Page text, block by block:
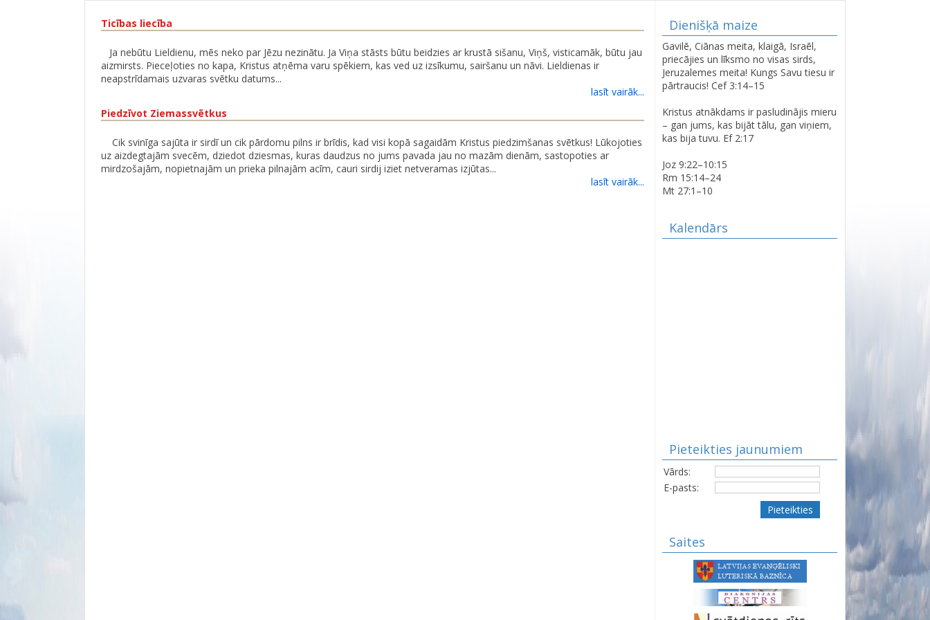
Ticības liecība
Ja nebūtu Lieldienu, mēs neko par Jēzu nezinātu. Ja Viņa stāsts būtu beidzies ar krustā sišanu, Viņš, visticamāk, būtu jau
aizmirsts. Pieceļoties no kapa, Kristus atņēma varu spēkiem, kas ved uz izsīkumu, sairšanu un nāvi. Lieldienas ir
neapstrīdamais uzvaras svētku datums...
lasīt vairāk...
Piedzīvot Ziemassvētkus
Cik svinīga sajūta ir sirdī un cik pārdomu pilns ir brīdis, kad visi kopā sagai­dām Kristus piedzimšanas svētkus! Lū­kojoties
uz aizdegtajām svecēm, dziedot dziesmas, kuras daudzus no jums pavada jau no mazām dienām, sastopoties ar
mirdzošajām, nopietnajām un prieka pilnajām acīm, cauri sirdij iziet netveramas izjūtas...
lasīt vairāk...
Dienišķā maize
Gavilē, Ciānas meita, klaigā, Israēl,
priecājies un līksmo no visas sirds,
Jeruzalemes meita! Kungs Savu tiesu ir
pārtraucis! Cef 3:14–15
Kristus atnākdams ir pasludinājis mieru
– gan jums, kas bijāt tālu, gan viņiem,
kas bija tuvu. Ef 2:17
Joz 9:22–10:15
Rm 15:14–24
Mt 27:1–10
Kalendārs
Pieteikties jaunumiem
Vārds:
E-pasts:
Pieteikties
Saites